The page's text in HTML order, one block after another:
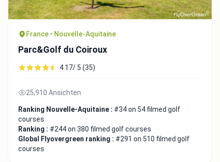
France • Nouvelle-Aquitaine
Parc&Golf du Coiroux
4.17/ 5 (35)
25,910 Ansichten
Ranking Nouvelle-Aquitaine : #34 on 54 filmed golf
courses
Ranking : #244 on 380 filmed golf courses
Global Flyovergreen ranking : #291 on 510 filmed golf
courses